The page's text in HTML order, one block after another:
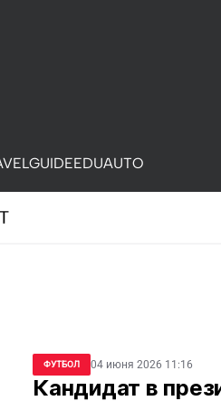
GUIDEEDUAUTO
ФУТБОЛ 04 июня 2026 11:16
Кандидат в